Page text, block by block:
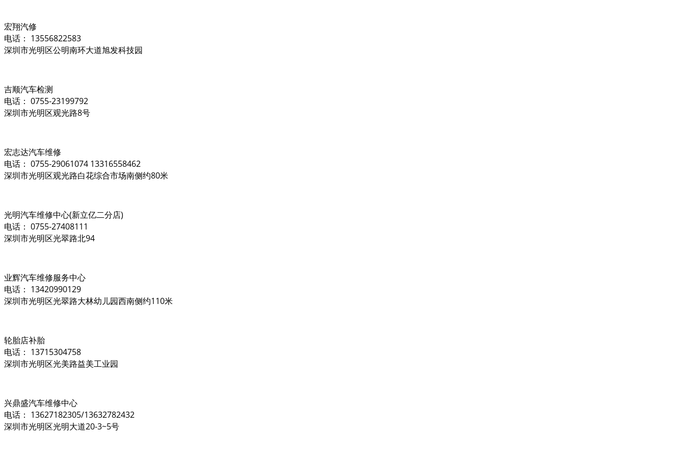
宏翔汽修
电话： 13556822583
深圳市光明区公明南环大道旭发科技园
吉顺汽车检测
电话： 0755-23199792
深圳市光明区观光路8号
宏志达汽车维修
电话： 0755-29061074 13316558462
深圳市光明区观光路白花综合市场南侧约80米
光明汽车维修中心(新立亿二分店)
电话： 0755-27408111
深圳市光明区光翠路北94
业辉汽车维修服务中心
电话： 13420990129
深圳市光明区光翠路大林幼儿园西南侧约110米
轮胎店补胎
电话： 13715304758
深圳市光明区光美路益美工业园
兴鼎盛汽车维修中心
电话： 13627182305/13632782432
深圳市光明区光明大道20-3~5号